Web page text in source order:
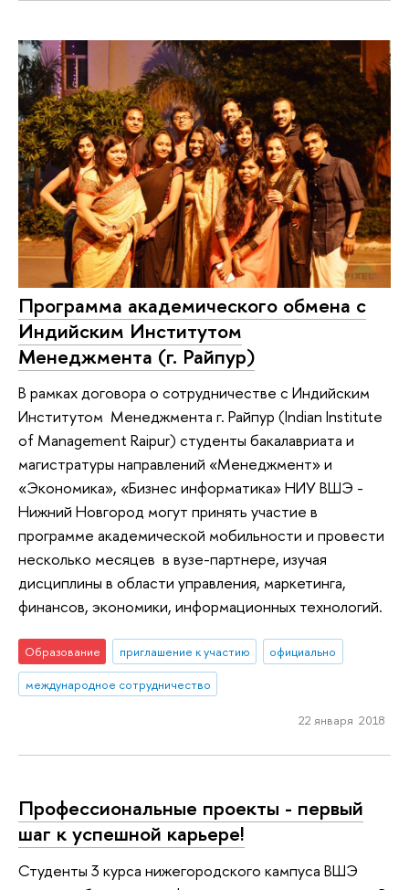
Программа академического обмена с
Индийским Институтом
Менеджмента (г. Райпур)
В рамках договора о сотрудничестве с Индийским
Институтом Менеджмента г. Райпур (Indian Institute
of Management Raipur) студенты бакалавриата и
магистратуры направлений «Менеджмент» и
«Экономика», «Бизнес информатика» НИУ ВШЭ -
Нижний Новгород могут принять участие в
программе академической мобильности и провести
несколько месяцев в вузе-партнере, изучая
дисциплины в области управления, маркетинга,
финансов, экономики, информационных технологий.
Образование приглашение к участию
официально
международное сотрудничество
22 января 2018
Профессиональные проекты - первый
шаг к успешной карьере!
Студенты 3 курса нижегородского кампуса ВШЭ